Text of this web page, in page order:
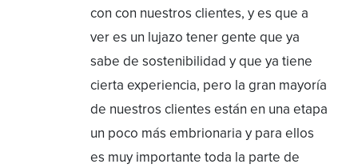
con con nuestros clientes, y es que a
ver es un lujazo tener gente que ya
sabe de sostenibilidad y que ya tiene
cierta experiencia, pero la gran mayoría
de nuestros clientes están en una etapa
un poco más embrionaria y para ellos
es muy importante toda la parte de